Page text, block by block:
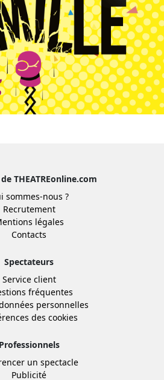
THEATREonline.com
sommes-nous ?
Recrutement
légales
Contacts
Spectateurs
Service client
fréquentes
personnelles
des cookies
Professionnels
un spectacle
Publicité